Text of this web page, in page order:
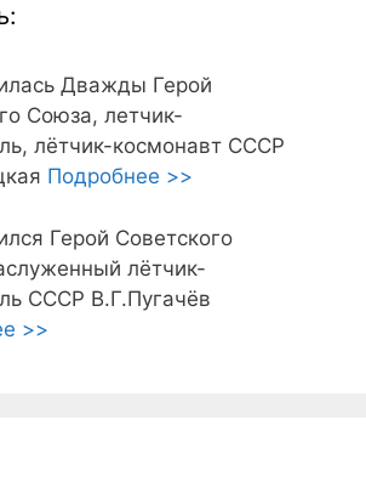
Дважды Герой
Союза, летчик-
лётчик-космонавт СССР
Подробнее >>
Герой Советского
лётчик-
СССР В.Г.Пугачёв
>>